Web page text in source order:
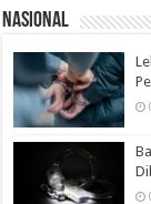
Nasional